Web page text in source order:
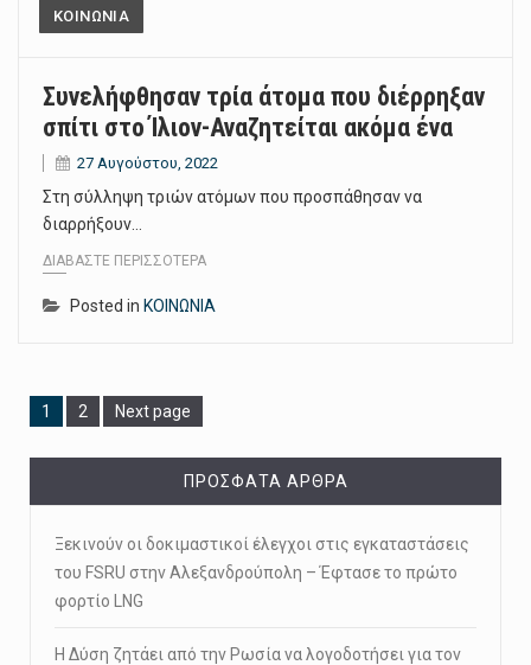
ΚΟΙΝΩΝΙΑ
Συνελήφθησαν τρία άτομα που διέρρηξαν
σπίτι στο Ίλιον-Αναζητείται ακόμα ένα
27 Αυγούστου, 2022
Στη σύλληψη τριών ατόμων που προσπάθησαν να
διαρρήξουν…
ΔΙΑΒΆΣΤΕ ΠΕΡΙΣΣΌΤΕΡΑ
Posted in ΚΟΙΝΩΝΙΑ
Page
1 Page
2 Next page
ΠΡΌΣΦΑΤΑ ΆΡΘΡΑ
Ξεκινούν οι δοκιμαστικοί έλεγχοι στις εγκαταστάσεις
του FSRU στην Αλεξανδρούπολη – Έφτασε το πρώτο
φορτίο LNG
Η Δύση ζητάει από την Ρωσία να λογοδοτήσει για τον